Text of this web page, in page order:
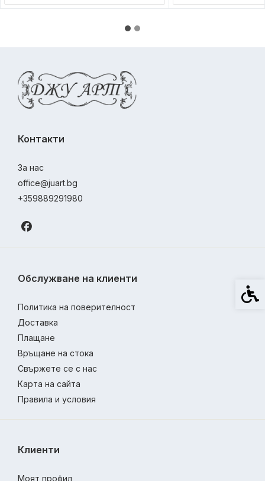
Контакти
За нас
office@juart.bg
+359889291980
Обслужване на клиенти
Политика на поверителност
Доставка
Плащане
Връщане на стока
Свържете се с нас
Карта на сайта
Правила и условия
Клиенти
Моят профил